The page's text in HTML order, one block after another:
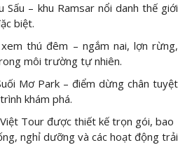
Sấu – khu Ramsar nổi danh thế giới
biệt.
thú đêm – ngắm nai, lợn rừng,
môi trường tự nhiên.
Mơ Park – điểm dừng chân tuyệt
khám phá.
Tour được thiết kế trọn gói, bao
nghỉ dưỡng và các hoạt động trải